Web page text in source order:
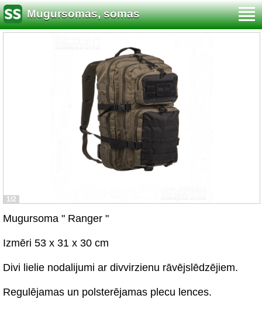
Mugursomas, somas
1/2
Mugursoma " Ranger "
Izmēri 53 x 31 x 30 cm
Divi lielie nodalijumi ar divvirzienu rāvējslēdzējiem.
Regulējamas un polsterējamas plecu lences.